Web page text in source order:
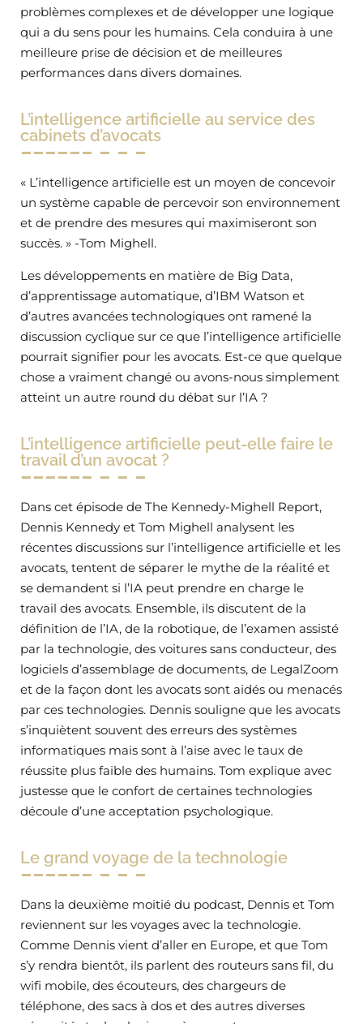
problèmes complexes et de développer une logique
qui a du sens pour les humains. Cela conduira à une
meilleure prise de décision et de meilleures
performances dans divers domaines.
L’intelligence artificielle au service des
cabinets d’avocats
« L’intelligence artificielle est un moyen de concevoir
un système capable de percevoir son environnement
et de prendre des mesures qui maximiseront son
succès. » -Tom Mighell.
Les développements en matière de Big Data,
d’apprentissage automatique, d’IBM Watson et
d’autres avancées technologiques ont ramené la
discussion cyclique sur ce que l’intelligence artificielle
pourrait signifier pour les avocats. Est-ce que quelque
chose a vraiment changé ou avons-nous simplement
atteint un autre round du débat sur l’IA ?
L’intelligence artificielle peut-elle faire le
travail d’un avocat ?
Dans cet épisode de The Kennedy-Mighell Report,
Dennis Kennedy et Tom Mighell analysent les
récentes discussions sur l’intelligence artificielle et les
avocats, tentent de séparer le mythe de la réalité et
se demandent si l’IA peut prendre en charge le
travail des avocats. Ensemble, ils discutent de la
définition de l’IA, de la robotique, de l’examen assisté
par la technologie, des voitures sans conducteur, des
logiciels d’assemblage de documents, de LegalZoom
et de la façon dont les avocats sont aidés ou menacés
par ces technologies. Dennis souligne que les avocats
s’inquiètent souvent des erreurs des systèmes
informatiques mais sont à l’aise avec le taux de
réussite plus faible des humains. Tom explique avec
justesse que le confort de certaines technologies
découle d’une acceptation psychologique.
Le grand voyage de la technologie
Dans la deuxième moitié du podcast, Dennis et Tom
reviennent sur les voyages avec la technologie.
Comme Dennis vient d’aller en Europe, et que Tom
s’y rendra bientôt, ils parlent des routeurs sans fil, du
wifi mobile, des écouteurs, des chargeurs de
téléphone, des sacs à dos et des autres diverses